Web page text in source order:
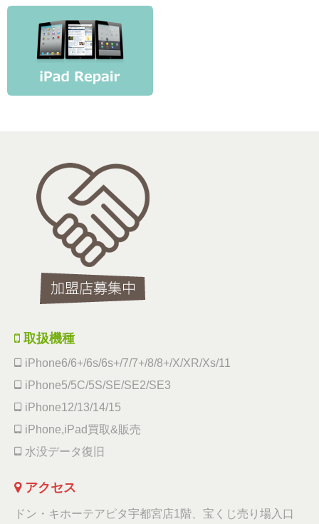
取扱機種
iPhone6/6+/6s/6s+/7/7+/8/8+/X/XR/Xs/11
iPhone5/5C/5S/SE/SE2/SE3
iPhone12/13/14/15
iPhone,iPad買取&販売
水没データ復旧
アクセス
ドン・キホーテアピタ宇都宮店1階、宝くじ売り場入口